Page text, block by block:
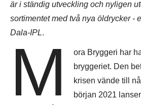
är i ständig utveckling och nyligen
sortimentet med två nya öldrycker -
Dala-IPL.
M
ora Bryggeri har
bryggeriet. Den
krisen vände till
början 2021